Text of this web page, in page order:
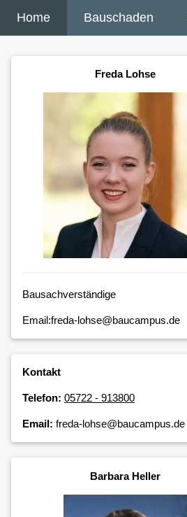
Home Bauschaden
Freda Lohse
Bausachverständige
Email:freda-lohse@baucampus.de
Kontakt
Telefon: 05722 - 913800
Email: freda-lohse@baucampus.de
Barbara Heller